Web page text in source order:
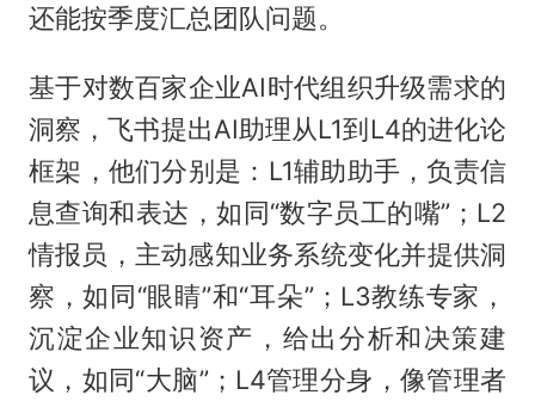
还能按季度汇总团队问题。
基于对数百家企业AI时代组织升级需求的
洞察，飞书提出AI助理从L1到L4的进化论
框架，他们分别是：L1辅助助手，负责信
息查询和表达，如同“数字员工的嘴”；L2
情报员，主动感知业务系统变化并提供洞
察，如同“眼睛”和“耳朵”；L3教练专家，
沉淀企业知识资产，给出分析和决策建
议，如同“大脑”；L4管理分身，像管理者